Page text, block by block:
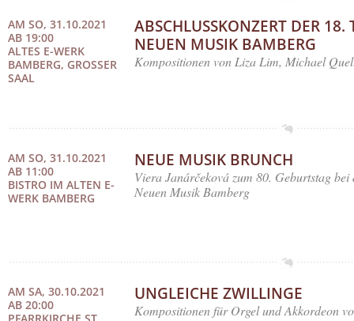
AM SO, 31.10.2021
AB 19:00
ALTES E-WERK
BAMBERG, GROSSER S
AAL
ABSCHLUSSKONZERT DER 18.
NEUEN MUSIK BAMBERG
Kompositionen von Liza Lim, Michael
AM SO, 31.10.2021
AB 11:00
BISTRO IM ALTEN E-
WERK BAMBERG
NEUE MUSIK BRUNCH
Viera Janárčeková zum 80. Geburtstag bei
Neuen Musik Bamberg
AM SA, 30.10.2021
AB 20:00
UNGLEICHE ZWILLINGE
Kompositionen für Orgel und Akkordeon